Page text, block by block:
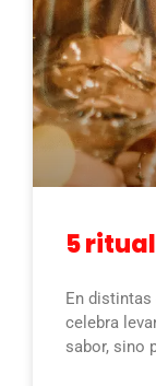
5
En
celebra
sabor, sino